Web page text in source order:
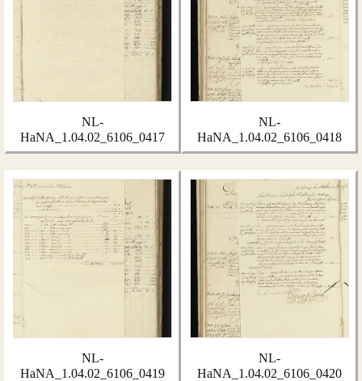
NL-
HaNA_1.04.02_6106_0417
NL-
HaNA_1.04.02_6106_0418
NL-
HaNA_1.04.02_6106_0419
NL-
HaNA_1.04.02_6106_0420